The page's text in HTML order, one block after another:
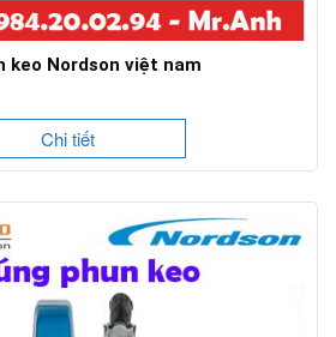
keo Nordson việt nam
Chi tiết